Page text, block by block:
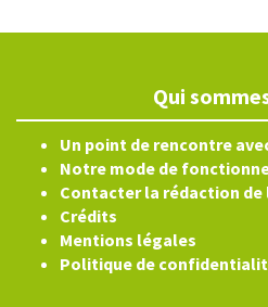
Qui
Un point de rencontre
Notre mode de
Contacter la rédaction de
Crédits
Mentions légales
Politique de